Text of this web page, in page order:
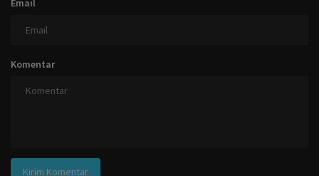
Email
Komentar
Kirim Komentar